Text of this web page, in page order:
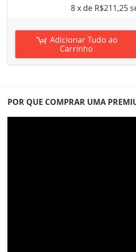
8 x de R$211,25
Adicionar Tudo ao
Carrinho
POR QUE COMPRAR UMA